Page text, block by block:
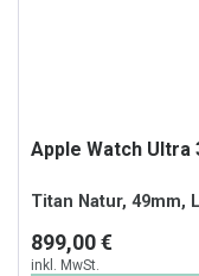
Apple Watch Ultra
Titan Natur, 49mm,
899,00 €
inkl. MwSt.